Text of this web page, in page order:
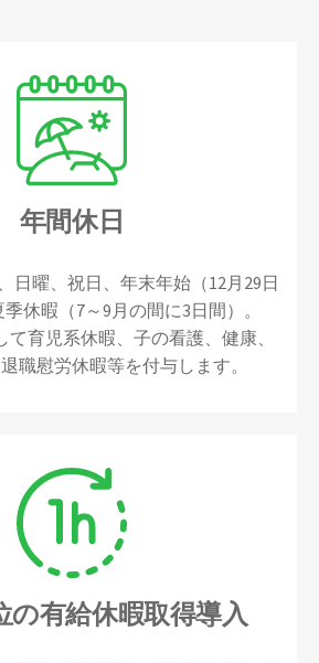
年間休日
日曜、祝日、年末年始（12月29日
休暇（7～9月の間に3日間）。
育児系休暇、子の看護、健康、
職慰労休暇等を付与します。
の有給休暇取得導入